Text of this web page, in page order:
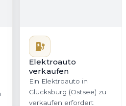
darauf ist unser Team
spezialisiert. Wir
bewerten Ihr E-Auto
nachvollziehbar,
marktorientiert und fair,
damit Sie in Schleswig-